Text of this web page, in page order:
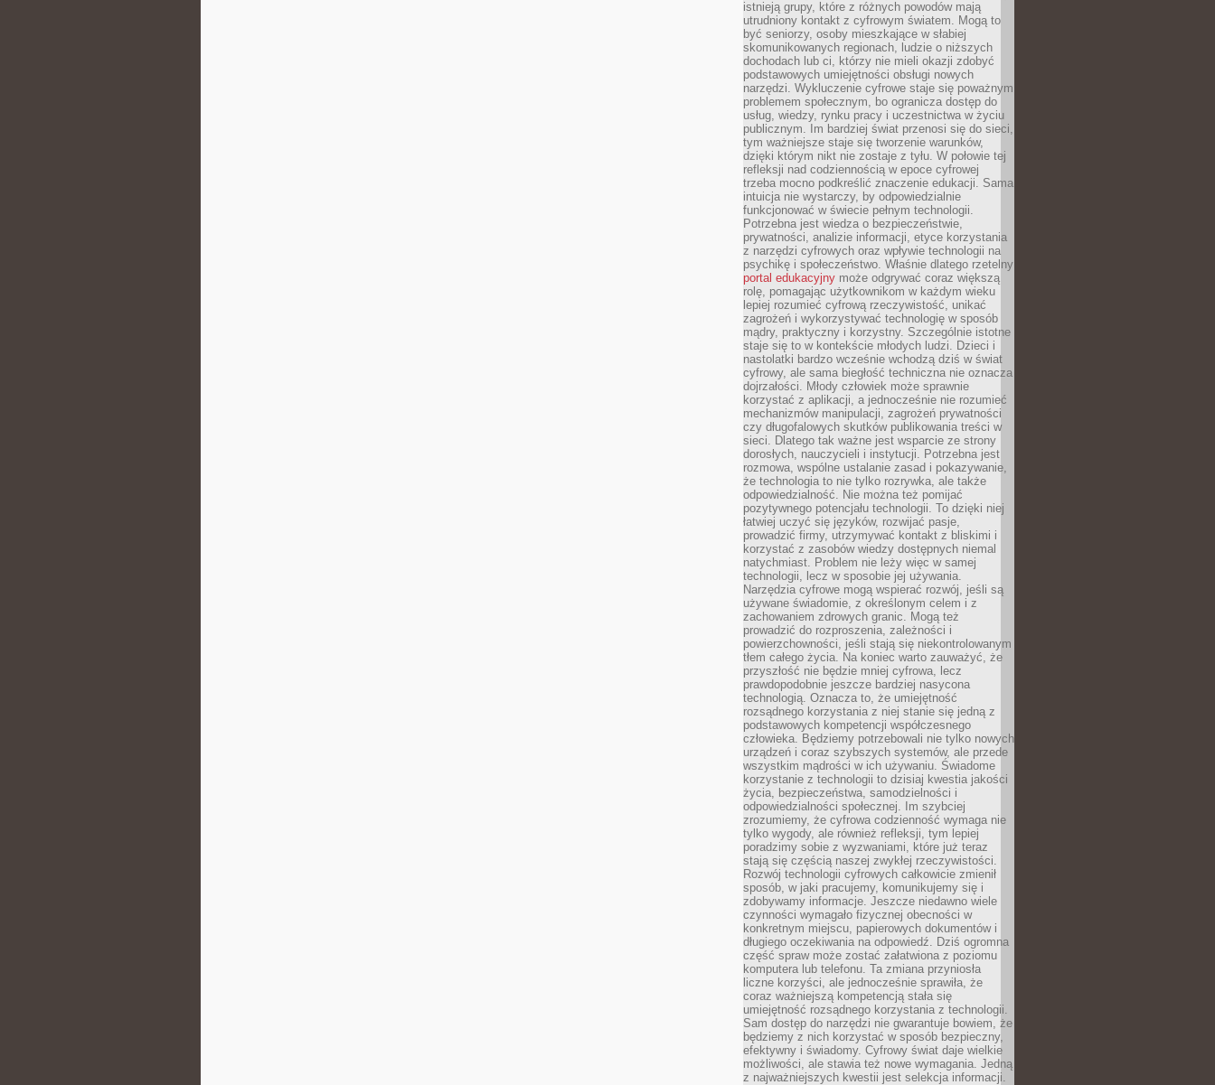
istnieją grupy, które z różnych powodów mają
utrudniony kontakt z cyfrowym światem. Mogą to
być seniorzy, osoby mieszkające w słabiej
skomunikowanych regionach, ludzie o niższych
dochodach lub ci, którzy nie mieli okazji zdobyć
podstawowych umiejętności obsługi nowych
narzędzi. Wykluczenie cyfrowe staje się poważnym
problemem społecznym, bo ogranicza dostęp do
usług, wiedzy, rynku pracy i uczestnictwa w życiu
publicznym. Im bardziej świat przenosi się do sieci,
tym ważniejsze staje się tworzenie warunków,
dzięki którym nikt nie zostaje z tyłu. W połowie tej
refleksji nad codziennością w epoce cyfrowej
trzeba mocno podkreślić znaczenie edukacji. Sama
intuicja nie wystarczy, by odpowiedzialnie
funkcjonować w świecie pełnym technologii.
Potrzebna jest wiedza o bezpieczeństwie,
prywatności, analizie informacji, etyce korzystania
z narzędzi cyfrowych oraz wpływie technologii na
psychikę i społeczeństwo. Właśnie dlatego rzetelny
portal edukacyjny może odgrywać coraz większą
rolę, pomagając użytkownikom w każdym wieku
lepiej rozumieć cyfrową rzeczywistość, unikać
zagrożeń i wykorzystywać technologię w sposób
mądry, praktyczny i korzystny. Szczególnie istotne
staje się to w kontekście młodych ludzi. Dzieci i
nastolatki bardzo wcześnie wchodzą dziś w świat
cyfrowy, ale sama biegłość techniczna nie oznacza
dojrzałości. Młody człowiek może sprawnie
korzystać z aplikacji, a jednocześnie nie rozumieć
mechanizmów manipulacji, zagrożeń prywatności
czy długofalowych skutków publikowania treści w
sieci. Dlatego tak ważne jest wsparcie ze strony
dorosłych, nauczycieli i instytucji. Potrzebna jest
rozmowa, wspólne ustalanie zasad i pokazywanie,
że technologia to nie tylko rozrywka, ale także
odpowiedzialność. Nie można też pomijać
pozytywnego potencjału technologii. To dzięki niej
łatwiej uczyć się języków, rozwijać pasje,
prowadzić firmy, utrzymywać kontakt z bliskimi i
korzystać z zasobów wiedzy dostępnych niemal
natychmiast. Problem nie leży więc w samej
technologii, lecz w sposobie jej używania.
Narzędzia cyfrowe mogą wspierać rozwój, jeśli są
używane świadomie, z określonym celem i z
zachowaniem zdrowych granic. Mogą też
prowadzić do rozproszenia, zależności i
powierzchowności, jeśli stają się niekontrolowanym
tłem całego życia. Na koniec warto zauważyć, że
przyszłość nie będzie mniej cyfrowa, lecz
prawdopodobnie jeszcze bardziej nasycona
technologią. Oznacza to, że umiejętność
rozsądnego korzystania z niej stanie się jedną z
podstawowych kompetencji współczesnego
człowieka. Będziemy potrzebowali nie tylko nowych
urządzeń i coraz szybszych systemów, ale przede
wszystkim mądrości w ich używaniu. Świadome
korzystanie z technologii to dzisiaj kwestia jakości
życia, bezpieczeństwa, samodzielności i
odpowiedzialności społecznej. Im szybciej
zrozumiemy, że cyfrowa codzienność wymaga nie
tylko wygody, ale również refleksji, tym lepiej
poradzimy sobie z wyzwaniami, które już teraz
stają się częścią naszej zwykłej rzeczywistości.
Rozwój technologii cyfrowych całkowicie zmienił
sposób, w jaki pracujemy, komunikujemy się i
zdobywamy informacje. Jeszcze niedawno wiele
czynności wymagało fizycznej obecności w
konkretnym miejscu, papierowych dokumentów i
długiego oczekiwania na odpowiedź. Dziś ogromna
część spraw może zostać załatwiona z poziomu
komputera lub telefonu. Ta zmiana przyniosła
liczne korzyści, ale jednocześnie sprawiła, że
coraz ważniejszą kompetencją stała się
umiejętność rozsądnego korzystania z technologii.
Sam dostęp do narzędzi nie gwarantuje bowiem, że
będziemy z nich korzystać w sposób bezpieczny,
efektywny i świadomy. Cyfrowy świat daje wielkie
możliwości, ale stawia też nowe wymagania. Jedną
z najważniejszych kwestii jest selekcja informacji.